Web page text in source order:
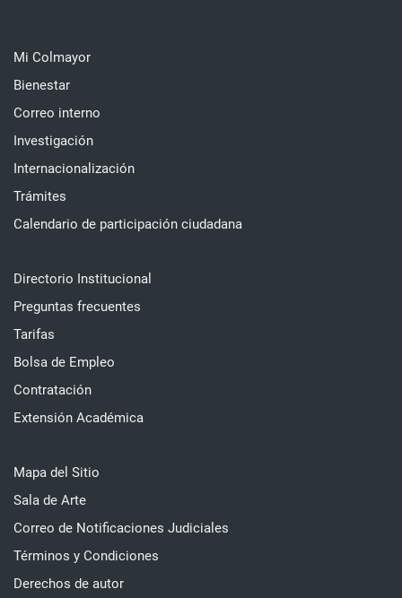
Mi Colmayor
Bienestar
Correo interno
Investigación
Internacionalización
Trámites
Calendario de participación ciudadana
Directorio Institucional
Preguntas frecuentes
Tarifas
Bolsa de Empleo
Contratación
Extensión Académica
Mapa del Sitio
Sala de Arte
Correo de Notificaciones Judiciales
Términos y Condiciones
Derechos de autor